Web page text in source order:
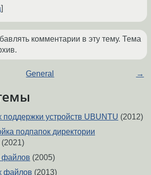
комментарии в эту тему. Тема
General →
поддержки устройств UBUNTU (2012)
подпапок директории
(2021)
файлов (2005)
файлов (2013)